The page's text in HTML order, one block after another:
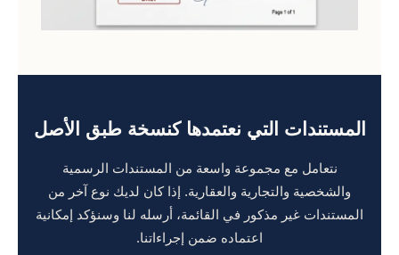
المستندات التي نعتمدها كنسخة طبق الأصل
نتعامل مع مجموعة واسعة من المستندات الرسمية
والشخصية والتجارية والعقارية. إذا كان لديك نوع آخر من
المستندات غير مذكور في القائمة، أرسله لنا وسنؤكد إمكانية
اعتماده ضمن إجراءاتنا.